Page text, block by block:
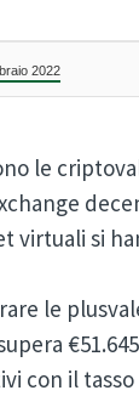
2022
le
virtuali si
le
con il